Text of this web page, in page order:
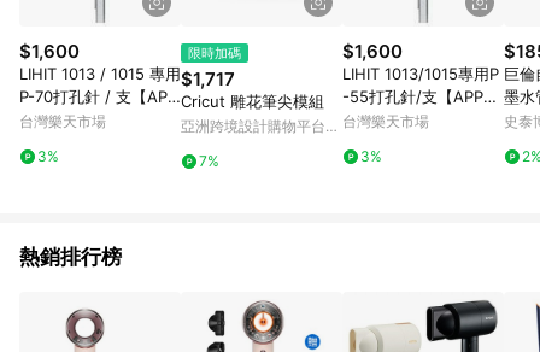
$1,600
LIHIT 1013 / 1015 專用
P-70打孔針 / 支【APP
滿額下單4%點數(單一
1止
台灣樂天市場
3%
限時加碼
$1,717
Cricut 雕花筆尖模組
亞洲跨境設計購物平台
7%
$1,600
LIHIT 1013/1015專用P
-55打孔針/支【APP滿
額下單10%點數(單一帳
止
台灣樂天市場
3%
巨倫
墨
支/盒
史泰
熱銷排行榜